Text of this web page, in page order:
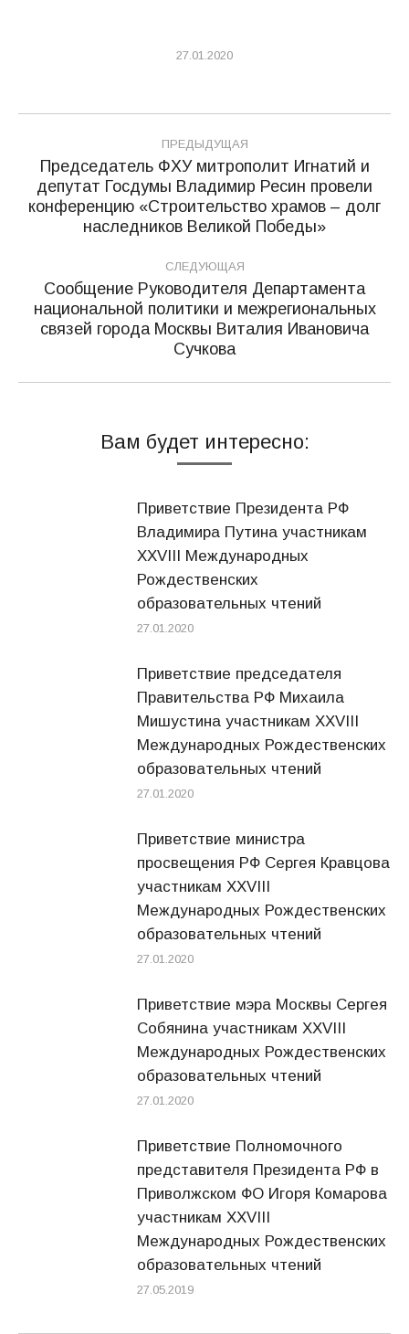
27.01.2020
Навигация
по
записям
ПРЕДЫДУЩАЯ
Предыдущая
запись:
Председатель ФХУ митрополит Игнатий и
депутат Госдумы Владимир Ресин провели
конференцию «Строительство храмов – долг
наследников Великой Победы»
СЛЕДУЮЩАЯ
Следующая
запись:
Сообщение Руководителя Департамента
национальной политики и межрегиональных
связей города Москвы Виталия Ивановича
Сучкова
Вам будет интересно:
Приветствие Президента РФ
Владимира Путина участникам
XXVIII Международных
Рождественских
образовательных чтений
27.01.2020
Приветствие председателя
Правительства РФ Михаила
Мишустина участникам XXVIII
Международных Рождественских
образовательных чтений
27.01.2020
Приветствие министра
просвещения РФ Сергея Кравцова
участникам XXVIII
Международных Рождественских
образовательных чтений
27.01.2020
Приветствие мэра Москвы Сергея
Собянина участникам XXVIII
Международных Рождественских
образовательных чтений
27.01.2020
Приветствие Полномочного
представителя Президента РФ в
Приволжском ФО Игоря Комарова
участникам XXVIII
Международных Рождественских
образовательных чтений
27.05.2019